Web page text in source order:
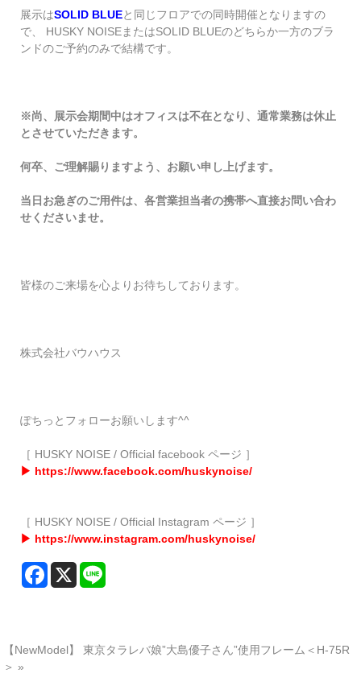
展示はSOLID BLUEと同じフロアでの同時開催となりますの
で、 HUSKY NOISEまたはSOLID BLUEのどちらか一方のブラ
ンドのご予約のみで結構です。
※尚、展示会期間中はオフィスは不在となり、通常業務は休止
とさせていただきます。
何卒、ご理解賜りますよう、お願い申し上げます。
当日お急ぎのご用件は、各営業担当者の携帯へ直接お問い合わ
せくださいませ。
皆様のご来場を心よりお待ちしております。
株式会社バウハウス
ぽちっとフォローお願いします^^
［ HUSKY NOISE / Official facebook ページ ］
▶ https://www.facebook.com/huskynoise/
［ HUSKY NOISE / Official Instagram ページ ］
▶ https://www.instagram.com/huskynoise/
【NewModel】 東京タラレバ娘”大島優子さん”使用フレーム＜H-75R
＞ »